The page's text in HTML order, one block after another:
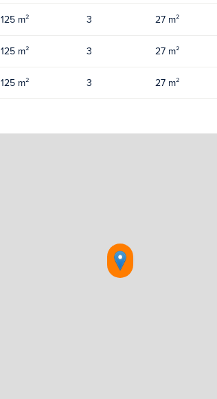
125 m² 3 27 m²
125 m² 3 27 m²
125 m² 3 27 m²